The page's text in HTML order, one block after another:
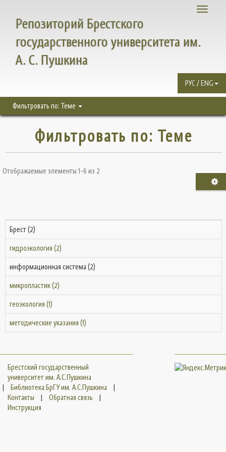
Toggle
Репозиторий Брестского
государственного университета им.
А. С. Пушкина
РУС / ENG
Фильтровать по: Теме
Фильтровать по: Теме
Отображаемые элементы 1-6 из 2
Брест (2)
гидроэкология (2)
информационная система (2)
микропластик (2)
геоэкология (1)
методические указания (1)
Брестский государственный
университет им. А.С.Пушкина
|
Библиотека БрГУ им. А.С.Пушкина
|
Контакты
| Обратная связь
|
Инструкция